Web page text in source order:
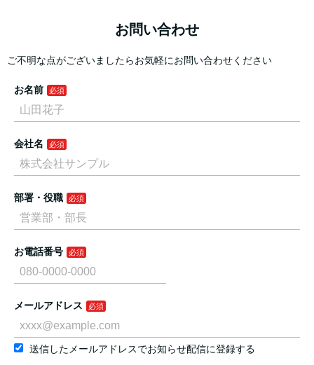
お問い合わせ
ご不明な点がございましたらお気軽にお問い合わせください
お名前
会社名
部署・役職
お電話番号
メールアドレス
送信したメールアドレスでお知らせ配信に登録する